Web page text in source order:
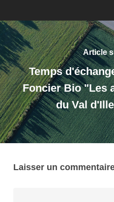
Article
Temps
Foncier Bio "Les
du Val
Laisser un